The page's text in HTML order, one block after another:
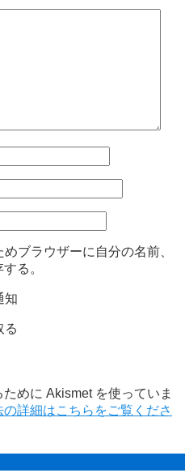
ブラウザーに自分の名前、
る。
知
る
めに Akismet を使っていま
詳細はこちらをご覧くださ